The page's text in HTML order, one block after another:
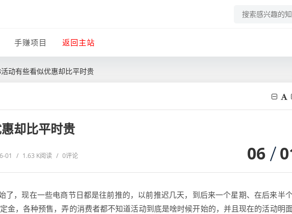
手赚项目 返回主站
动有些看似优惠却比平时贵
却比平时贵
01 / 1.63 K阅读 / 0评论 06
了，现在一些电商节日都是往前推的，以前推迟几天，到后来一个星期、在后来半
金，各种预售，弄的消费者都不知道活动到底是啥时候开始的，并且现在的活动明